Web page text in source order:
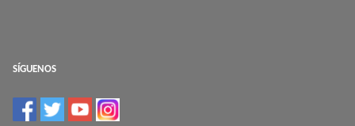
SÍGUENOS